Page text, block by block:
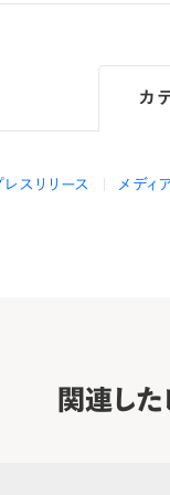
カ
レスリリース メディ
関連した